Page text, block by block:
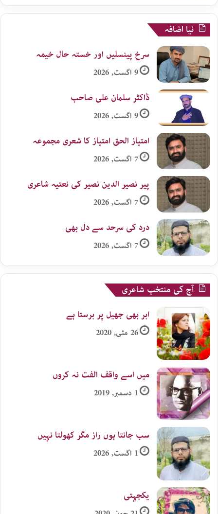
نیا اضافہ
سرخ پینسلیں اور خستہ حال خیمہ
9 اگست, 2026
ڈاکٹر سلمان علی صاحب
9 اگست, 2026
امتیاز الحق امتیاز کا شعری مجموعہ
7 اگست, 2026
پیر نصیر الدین نصیر کی نعتیہ شاعری
7 اگست, 2026
درد کی سرحد سے دل بھی
7 اگست, 2026
آج کی منتخب شاعری
ابر بھی جھیل پر برستا ہے
26 مئی, 2020
میں اسے واقف الفت نہ کروں
1 دسمبر, 2019
سب جانتا ہوں راز مگر کھولتا نہیں
1 اگست, 2026
یکجہتی